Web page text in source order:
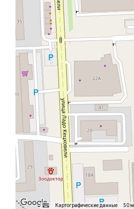
Картографические данные 50 м